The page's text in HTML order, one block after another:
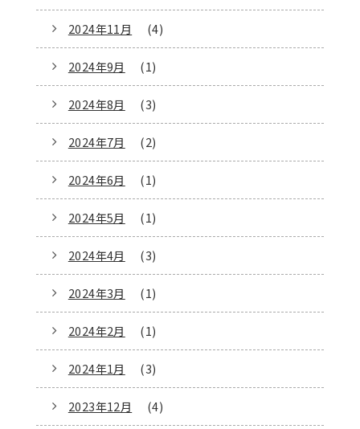
2024年11月 (4)
2024年9月 (1)
2024年8月 (3)
2024年7月 (2)
2024年6月 (1)
2024年5月 (1)
2024年4月 (3)
2024年3月 (1)
2024年2月 (1)
2024年1月 (3)
2023年12月 (4)